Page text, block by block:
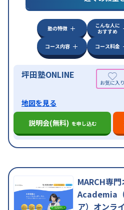
特徴
中高一貫校生に対応
学習にPC・タブレ
科目から受講可能季
の子どもに対応
塾の特徴
こんな人に
おすすめ
コース内容
コース料金
坪田塾ONLINE
地図を見る
説明会(無料) を申し込む
MARCH専
Academia
ア）オンラ